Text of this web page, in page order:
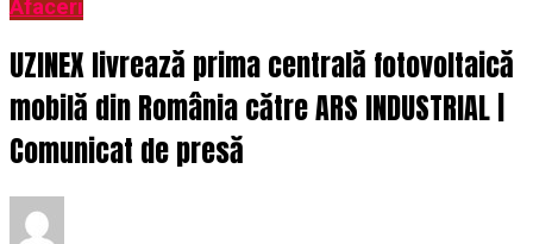
Afaceri
UZINEX livrează prima centrală fotovoltaică
mobilă din România către ARS INDUSTRIAL |
Comunicat de presă